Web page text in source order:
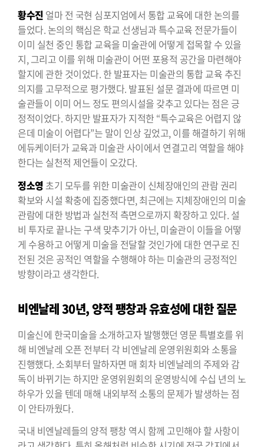
황수진 얼마 전 국현 심포지엄에서 통합 교육에 대한 논의를
들었다. 논의의 핵심은 학교 선생님과 특수교육 전문가들이
이미 실천 중인 통합 교육을 미술관에 어떻게 접목할 수 있을
지, 그리고 이를 위해 미술관이 어떤 포용적 공간을 마련해야
할지에 관한 것이었다. 한 발표자는 미술관의 통합 교육 추진
의지를 고무적으로 평가했다. 발표된 설문 결과에 따르면 미
술관들이 이미 어느 정도 편의시설을 갖추고 있다는 점은 긍
정적이었다. 하지만 발표자가 지적한 “특수교육은 어렵지 않
은데 미술이 어렵다”는 말이 인상 깊었고, 이를 해결하기 위해
에듀케이터가 교육과 미술관 사이에서 연결고리 역할을 해야
한다는 실천적 제언들이 오갔다.
정소영 초기 모두를 위한 미술관이 신체장애인의 관람 권리
확보와 시설 확충에 집중했다면, 최근에는 지체장애인의 미술
관람에 대한 방법과 실천적 측면으로까지 확장하고 있다. 설
비 투자로 끝나는 구색 맞추기가 아닌, 미술관이 이들을 어떻
게 수용하고 어떻게 미술을 전달할 것인가에 대한 연구로 진
전된 것은 공적인 역할을 수행해야 하는 미술관의 긍정적인
방향이라고 생각한다.
비엔날레 30년,양적 팽창과 유효성에 대한 질문
미술신에 한국미술을 소개하고자 발행했던 영문 특별호를 위
해 비엔날레 오픈 전부터 각 비엔날레 운영위원회와 소통을
진행했다. 소회부터 말하자면 매 회차 비엔날레의 주제와 감
독이 바뀌기는 하지만 운영위원회의 운영방식에 수십 년의 노
하우가 있을 텐데 매해 내외부적 소통의 문제가 발생하는 점
이 안타까웠다.
국내 비엔날레들의 양적 팽창 역시 함께 고민해야 할 사항이